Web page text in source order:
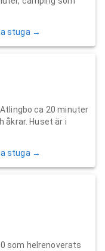
stuga →
ca 20 minuter
åkrar. Huset är i
stuga →
som helrenoverats